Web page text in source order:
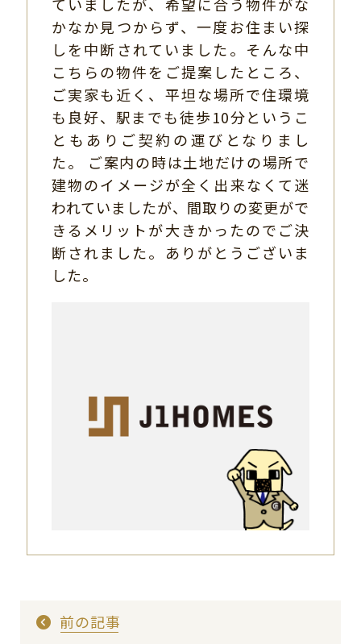
ていましたが、希望に合う物件がな
かなか見つからず、一度お住まい探
しを中断されていました。そんな中
こちらの物件をご提案したところ、
ご実家も近く、平坦な場所で住環境
も良好、駅までも徒歩10分というこ
ともありご契約の運びとなりまし
た。 ご案内の時は土地だけの場所で
建物のイメージが全く出来なくて迷
われていましたが、間取りの変更がで
きるメリットが大きかったのでご決
断されました。ありがとうございま
した。
前の記事